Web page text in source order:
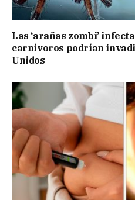
Las ‘arañas zombi’
carnívoros podrían
Unidos